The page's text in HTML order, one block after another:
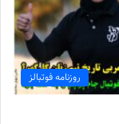
روزنامه فوتبالز